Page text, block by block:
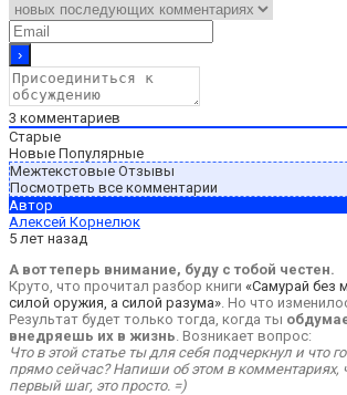
3 комментариев
Старые
Новые Популярные
Межтекстовые Отзывы
Посмотреть все комментарии
Автор
Алексей Корнелюк
5 лет назад
А вот теперь внимание, буду с тобой честен.
Круто, что прочитал разбор книги «Самурай без
силой оружия, а силой разума» . Но что
Результат будет только тогда, когда ты
внедряешь их в жизнь . Возникает вопрос:
Что в этой статье ты для себя подчеркнул и что
прямо сейчас? Напиши об этом в комментариях,
первый шаг, это просто. =)